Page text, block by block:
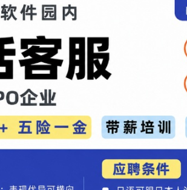
力
巡行保佑全村/全镇